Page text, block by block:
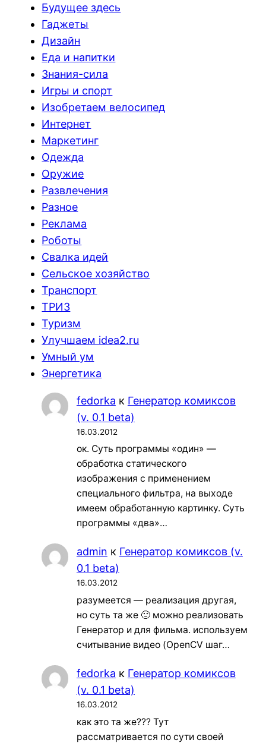
Будущее здесь
Гаджеты
Дизайн
Еда и напитки
Знания-сила
Игры и спорт
Изобретаем велосипед
Интернет
Маркетинг
Одежда
Оружие
Развлечения
Разное
Реклама
Роботы
Свалка идей
Сельское хозяйство
Транспорт
ТРИЗ
Туризм
Улучшаем idea2.ru
Умный ум
Энергетика
fedorka к Генератор комиксов
(v. 0.1 beta)
16.03.2012
ок. Суть программы «один» —
обработка статического
изображения с применением
специального фильтра, на выходе
имеем обработанную картинку. Суть
программы «два»…
admin к Генератор комиксов (v.
0.1 beta)
16.03.2012
разумеется — реализация другая,
но суть та же 🙂 можно реализовать
Генератор и для фильма. используем
считывание видео (OpenCV шаг…
fedorka к Генератор комиксов
(v. 0.1 beta)
16.03.2012
как это та же??? Тут
рассматривается по сути своей